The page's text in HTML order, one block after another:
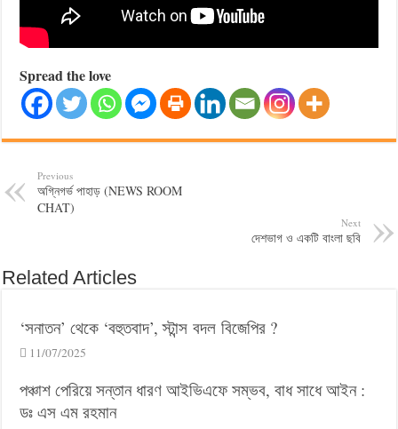
Spread the love
Previous
অগ্নিগর্ভ পাহাড় (NEWS ROOM
CHAT)
Next
দেশভাগ ও একটি বাংলা ছবি
Related Articles
‘সনাতন’ থেকে ‘বহুতবাদ’, স্টান্স বদল বিজেপির ?
11/07/2025
পঞ্চাশ পেরিয়ে সন্তান ধারণ আইভিএফে সম্ভব, বাধ সাধে আইন :
ডঃ এস এম রহমান